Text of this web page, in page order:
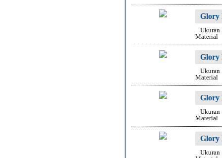
Glory
Ukuran
Material
Glory
Ukuran
Material
Glory
Ukuran
Material
Glory
Ukuran